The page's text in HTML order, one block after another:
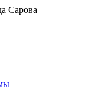
Сарова